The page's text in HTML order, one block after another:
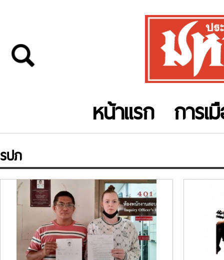
หน้าแรก การเ
รปภ